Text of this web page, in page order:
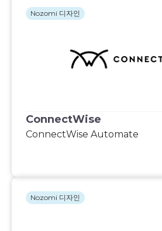
ConnectWise
ConnectWise Automate
Nozomi 디자인
Nozomi 디자인